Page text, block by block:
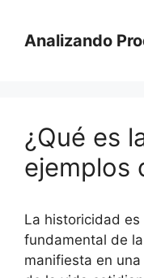
contenido
Analizando
¿Qué es
ejemplos
La historicidad
fundamental de
manifiesta en